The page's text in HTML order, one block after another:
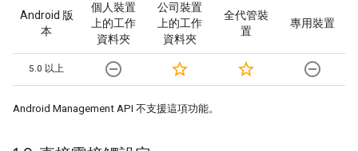
Android 版
本
個人裝置
上的工作
資料夾
公司裝置
上的工作
資料夾
全代管裝
置
專用裝置
5.0 以上 remove_circle_outline star_border star_border remove_circle_outline
Android Management API 不支援這項功能。